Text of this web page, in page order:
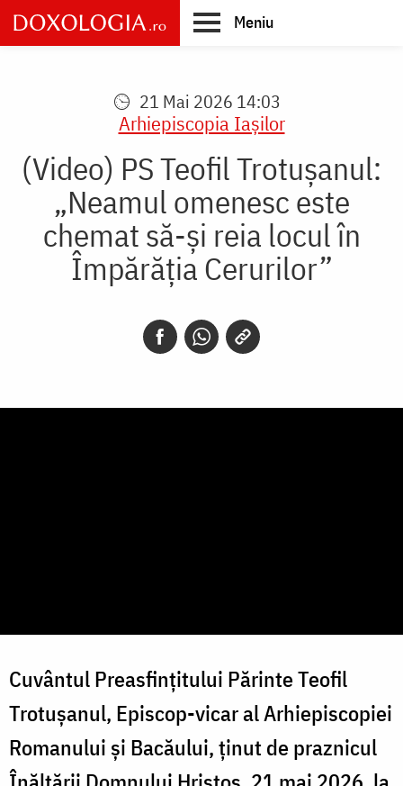
Skip
to
main
Meniu
21 Mai 2026 14:03
Arhiepiscopia Iaşilor
(Video) PS Teofil Trotușanul:
„Neamul omenesc este
chemat să-și reia locul în
Împărăția Cerurilor”
Cuvântul Preasfințitului Părinte Teofil
Trotușanul, Episcop-vicar al Arhiepiscopiei
Romanului și Bacăului, ținut de praznicul